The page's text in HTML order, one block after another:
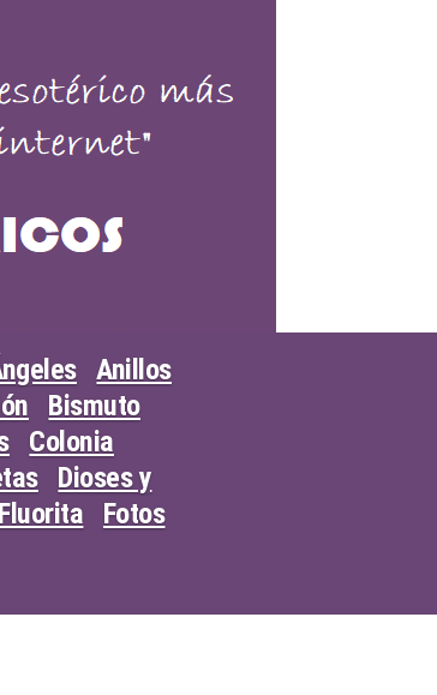
Anillos
Bismuto
Colonia
Dioses y
Fluorita
Fotos